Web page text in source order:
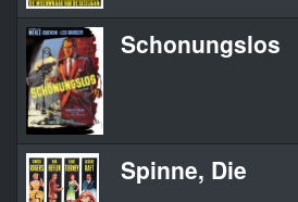
Schonungslos
Spinne, Die